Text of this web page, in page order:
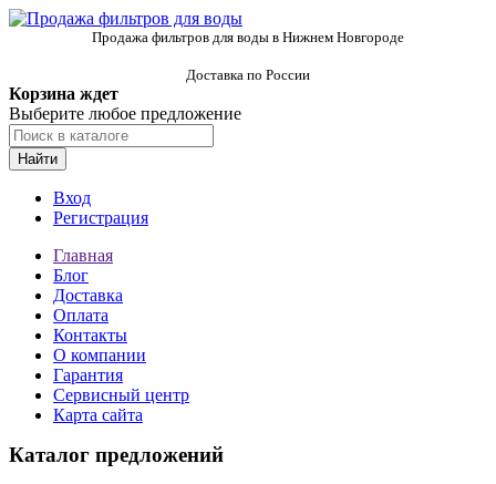
Продажа фильтров для воды в Нижнем Новгороде
Доставка по России
Корзина ждет
Выберите любое предложение
Найти
Вход
Регистрация
Главная
Блог
Доставка
Оплата
Контакты
О компании
Гарантия
Сервисный центр
Карта сайта
Каталог предложений